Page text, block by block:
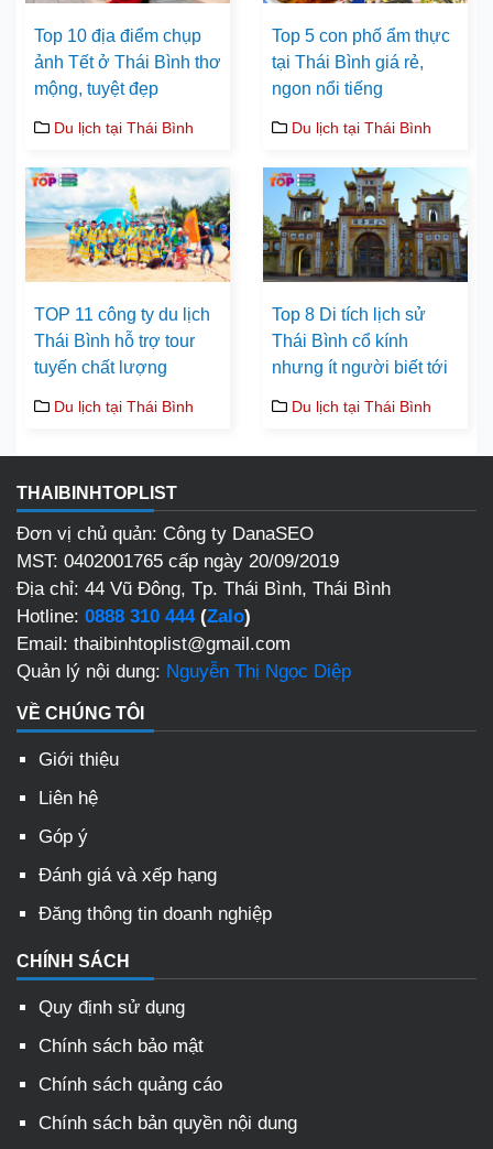
Top 10 địa điểm chụp
ảnh Tết ở Thái Bình thơ
mộng, tuyệt đẹp
Du lịch tại Thái Bình
Top 5 con phố ẩm thực
tại Thái Bình giá rẻ,
ngon nổi tiếng
Du lịch tại Thái Bình
TOP 11 công ty du lịch
Thái Bình hỗ trợ tour
tuyến chất lượng
Du lịch tại Thái Bình
Top 8 Di tích lịch sử
Thái Bình cổ kính
nhưng ít người biết tới
Du lịch tại Thái Bình
THAIBINHTOPLIST
Đơn vị chủ quản: Công ty DanaSEO
MST: 0402001765 cấp ngày 20/09/2019
Địa chỉ: 44 Vũ Đông, Tp. Thái Bình, Thái Bình
Hotline: 0888 310 444(Zalo)
Email: thaibinhtoplist@gmail.com
Quản lý nội dung: Nguyễn Thị Ngọc Diệp
VỀ CHÚNG TÔI
Giới thiệu
Liên hệ
Góp ý
Đánh giá và xếp hạng
Đăng thông tin doanh nghiệp
CHÍNH SÁCH
Quy định sử dụng
Chính sách bảo mật
Chính sách quảng cáo
Chính sách bản quyền nội dung